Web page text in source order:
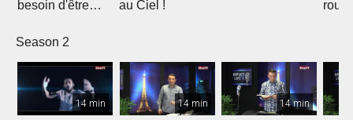
besoin d'être
au Ciel !
Season 2
14 min 14 min 14 min